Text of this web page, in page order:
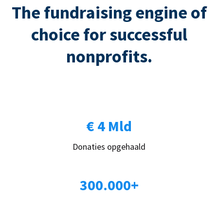
The fundraising engine of
choice for successful
nonprofits.
€ 4 Mld
Donaties opgehaald
300.000+